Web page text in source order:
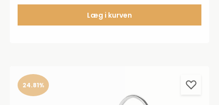
Læg i kurven
24.81%